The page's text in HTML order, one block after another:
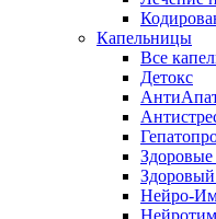
Капельницы
Все
Детокс
Здоровые
Нейро-
Нейротим